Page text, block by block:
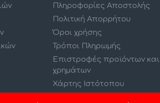
Πληροφορίες Αποστολής
Πολιτική Απορρήτου
Όροι χρήσης
Τρόποι Πληρωμής
Επιστροφές προϊόντων και
χρημάτων
Χάρτης Ιστότοπου